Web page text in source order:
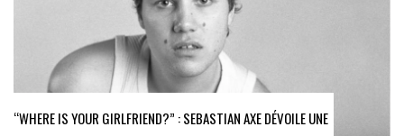
“WHERE IS YOUR GIRLFRIEND?” : SEBASTIAN AXE DÉVOILE UNE